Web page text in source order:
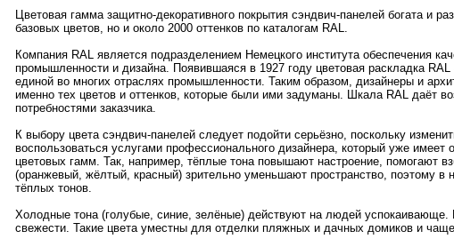
Цветовая гамма защитно-декоративного покрытия сэндвич-панелей богата и
базовых цветов, но и около 2000 оттенков по каталогам RAL.
Компания RAL является подразделением Немецкого института обеспечения
промышленности и дизайна. Появившаяся в 1927 году цветовая раскладка
единой во многих отраслях промышленности. Таким образом, дизайнеры и
именно тех цветов и оттенков, которые были ими задуманы. Шкала RAL даёт
потребностями заказчика.
К выбору цвета сэндвич-панелей следует подойти серьёзно, поскольку
воспользоваться услугами профессионального дизайнера, который уже
цветовых гамм. Так, например, тёплые тона повышают настроение, помогают
(оранжевый, жёлтый, красный) зрительно уменьшают пространство, поэтому
тёплых тонов.
Холодные тона (голубые, синие, зелёные) действуют на людей
свежести. Такие цвета уместны для отделки пляжных и дачных домиков и